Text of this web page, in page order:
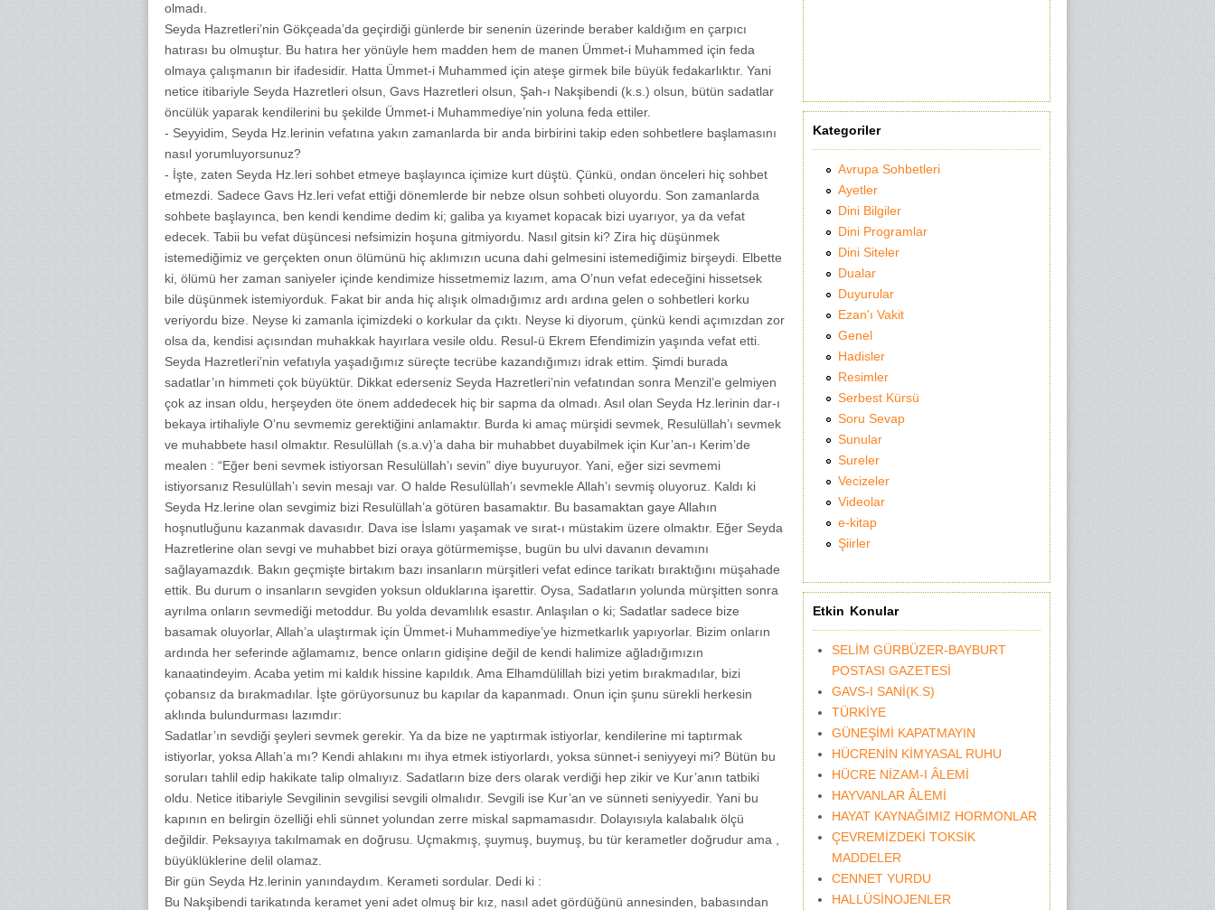
olmadı.
Seyda Hazretleri’nin Gökçeada’da geçirdiği günlerde bir senenin üzerinde beraber kaldığım en çarpıcı
hatırası bu olmuştur. Bu hatıra her yönüyle hem madden hem de manen Ümmet-i Muhammed için feda
olmaya çalışmanın bir ifadesidir. Hatta Ümmet-i Muhammed için ateşe girmek bile büyük fedakarlıktır. Yani
netice itibariyle Seyda Hazretleri olsun, Gavs Hazretleri olsun, Şah-ı Nakşibendi (k.s.) olsun, bütün sadatlar
öncülük yaparak kendilerini bu şekilde Ümmet-i Muhammediye’nin yoluna feda ettiler.
- Seyyidim, Seyda Hz.lerinin vefatına yakın zamanlarda bir anda birbirini takip eden sohbetlere başlamasını
nasıl yorumluyorsunuz?
- İşte, zaten Seyda Hz.leri sohbet etmeye başlayınca içimize kurt düştü. Çünkü, ondan önceleri hiç sohbet
etmezdi. Sadece Gavs Hz.leri vefat ettiği dönemlerde bir nebze olsun sohbeti oluyordu. Son zamanlarda
sohbete başlayınca, ben kendi kendime dedim ki; galiba ya kıyamet kopacak bizi uyarıyor, ya da vefat
edecek. Tabii bu vefat düşüncesi nefsimizin hoşuna gitmiyordu. Nasıl gitsin ki? Zira hiç düşünmek
istemediğimiz ve gerçekten onun ölümünü hiç aklımızın ucuna dahi gelmesini istemediğimiz birşeydi. Elbette
ki, ölümü her zaman saniyeler içinde kendimize hissetmemiz lazım, ama O’nun vefat edeceğini hissetsek
bile düşünmek istemiyorduk. Fakat bir anda hiç alışık olmadığımız ardı ardına gelen o sohbetleri korku
veriyordu bize. Neyse ki zamanla içimizdeki o korkular da çıktı. Neyse ki diyorum, çünkü kendi açımızdan zor
olsa da, kendisi açısından muhakkak hayırlara vesile oldu. Resul-ü Ekrem Efendimizin yaşında vefat etti.
Seyda Hazretleri’nin vefatıyla yaşadığımız süreçte tecrübe kazandığımızı idrak ettim. Şimdi burada
sadatlar’ın himmeti çok büyüktür. Dikkat ederseniz Seyda Hazretleri’nin vefatından sonra Menzil’e gelmiyen
çok az insan oldu, herşeyden öte önem addedecek hiç bir sapma da olmadı. Asıl olan Seyda Hz.lerinin dar-ı
bekaya irtihaliyle O’nu sevmemiz gerektiğini anlamaktır. Burda ki amaç mürşidi sevmek, Resulüllah’ı sevmek
ve muhabbete hasıl olmaktır. Resulüllah (s.a.v)’a daha bir muhabbet duyabilmek için Kur’an-ı Kerim’de
mealen : “Eğer beni sevmek istiyorsan Resulüllah’ı sevin” diye buyuruyor. Yani, eğer sizi sevmemi
istiyorsanız Resulüllah’ı sevin mesajı var. O halde Resulüllah’ı sevmekle Allah’ı sevmiş oluyoruz. Kaldı ki
Seyda Hz.lerine olan sevgimiz bizi Resulüllah’a götüren basamaktır. Bu basamaktan gaye Allahın
hoşnutluğunu kazanmak davasıdır. Dava ise İslamı yaşamak ve sırat-ı müstakim üzere olmaktır. Eğer Seyda
Hazretlerine olan sevgi ve muhabbet bizi oraya götürmemişse, bugün bu ulvi davanın devamını
sağlayamazdık. Bakın geçmişte birtakım bazı insanların mürşitleri vefat edince tarikatı bıraktığını müşahade
ettik. Bu durum o insanların sevgiden yoksun olduklarına işarettir. Oysa, Sadatların yolunda mürşitten sonra
ayrılma onların sevmediği metoddur. Bu yolda devamlılık esastır. Anlaşılan o ki; Sadatlar sadece bize
basamak oluyorlar, Allah’a ulaştırmak için Ümmet-i Muhammediye’ye hizmetkarlık yapıyorlar. Bizim onların
ardında her seferinde ağlamamız, bence onların gidişine değil de kendi halimize ağladığımızın
kanaatindeyim. Acaba yetim mi kaldık hissine kapıldık. Ama Elhamdülillah bizi yetim bırakmadılar, bizi
çobansız da bırakmadılar. İşte görüyorsunuz bu kapılar da kapanmadı. Onun için şunu sürekli herkesin
aklında bulundurması lazımdır:
Sadatlar’ın sevdiği şeyleri sevmek gerekir. Ya da bize ne yaptırmak istiyorlar, kendilerine mi taptırmak
istiyorlar, yoksa Allah’a mı? Kendi ahlakını mı ihya etmek istiyorlardı, yoksa sünnet-i seniyyeyi mi? Bütün bu
soruları tahlil edip hakikate talip olmalıyız. Sadatların bize ders olarak verdiği hep zikir ve Kur’anın tatbiki
oldu. Netice itibariyle Sevgilinin sevgilisi sevgili olmalıdır. Sevgili ise Kur’an ve sünneti seniyyedir. Yani bu
kapının en belirgin özelliği ehli sünnet yolundan zerre miskal sapmamasıdır. Dolayısıyla kalabalık ölçü
değildir. Peksayıya takılmamak en doğrusu. Uçmakmış, şuymuş, buymuş, bu tür kerametler doğrudur ama ,
büyüklüklerine delil olamaz.
Bir gün Seyda Hz.lerinin yanındaydım. Kerameti sordular. Dedi ki :
Bu Nakşibendi tarikatında keramet yeni adet olmuş bir kız, nasıl adet gördüğünü annesinden, babasından
Kategoriler
Avrupa Sohbetleri
Ayetler
Dini Bilgiler
Dini Programlar
Dini Siteler
Dualar
Duyurular
Ezan'ı Vakit
Genel
Hadisler
Resimler
Serbest Kürsü
Soru Sevap
Sunular
Sureler
Vecizeler
Videolar
e-kitap
Şiirler
Etkin Konular
SELİM GÜRBÜZER-BAYBURT
POSTASI GAZETESİ
GAVS-I SANİ(K.S)
TÜRKİYE
GÜNEŞİMİ KAPATMAYIN
HÜCRENİN KİMYASAL RUHU
HÜCRE NİZAM-I ÂLEMİ
HAYVANLAR ÂLEMİ
HAYAT KAYNAĞIMIZ HORMONLAR
ÇEVREMİZDEKİ TOKSİK
MADDELER
CENNET YURDU
HALLÜSİNOJENLER